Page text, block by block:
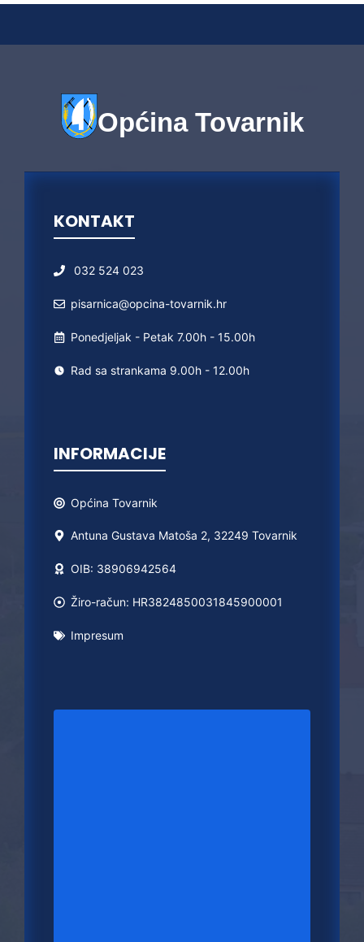
Općina Tovarnik
KONTAKT
032 524 023
pisarnica@opcina-tovarnik.hr
Ponedjeljak - Petak 7.00h - 15.00h
Rad sa strankama 9.00h - 12.00h
INFORMACIJE
Općina Tovarnik
Antuna Gustava Matoša 2, 32249 Tovarnik
OIB: 38906942564
Žiro-račun: HR3824850031845900001
Impresum